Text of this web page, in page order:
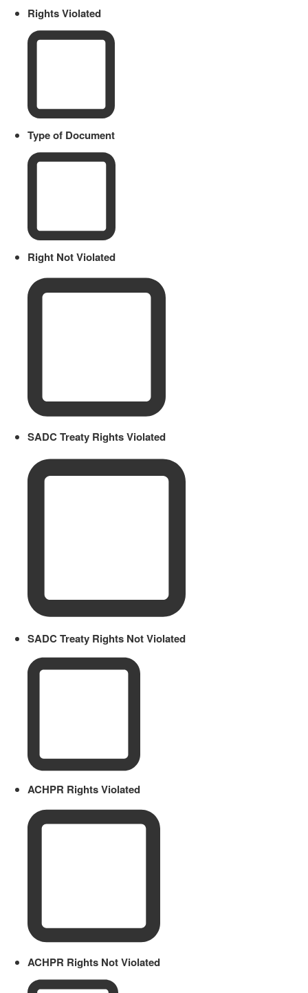
Rights Violated
Type of Document
Right Not Violated
SADC Treaty Rights Violated
SADC Treaty Rights Not Violated
ACHPR Rights Violated
ACHPR Rights Not Violated